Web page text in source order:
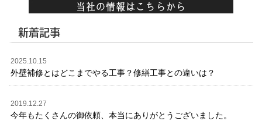
新着記事
2025.10.15
外壁補修とはどこまでやる工事？修繕工事との違いは？
2019.12.27
今年もたくさんの御依頼、本当にありがとうございました。